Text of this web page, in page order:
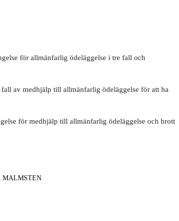
för allmänfarlig ödeläggelse i tre fall och
av medhjälp till allmänfarlig ödeläggelse för att ha
för medhjälp till allmänfarlig ödeläggelse och brott
MALMSTEN